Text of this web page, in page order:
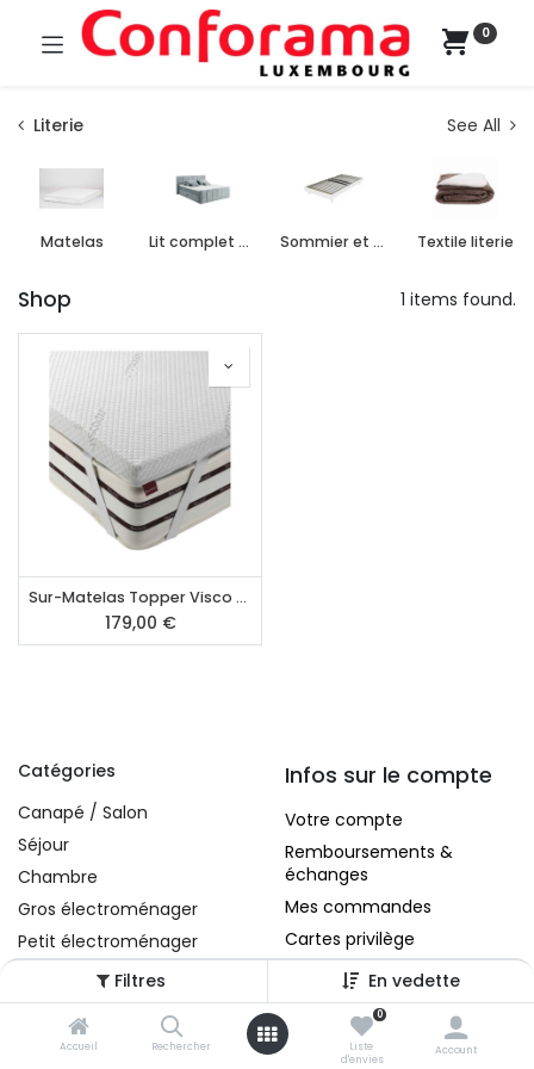
Filtres En vedette
Accueil Rechercher
0
Liste
d'envies
Account
0
Literie See All
Matelas Lit complet boxspring Sommier et cadre à lattes Textile literie
Shop 1 items found.
Sur-Matelas Topper Visco 90 x 200 cm
179,00 €
Catégories
Canapé / Salon
Séjour
Chambre
Gros électroménager
Petit électroménager
Tv , Son , multimédia
Programme de bureau
Décorations
Infos sur le compte
Votre compte
Remboursements &
échanges
Mes commandes
Cartes privilège
A propos